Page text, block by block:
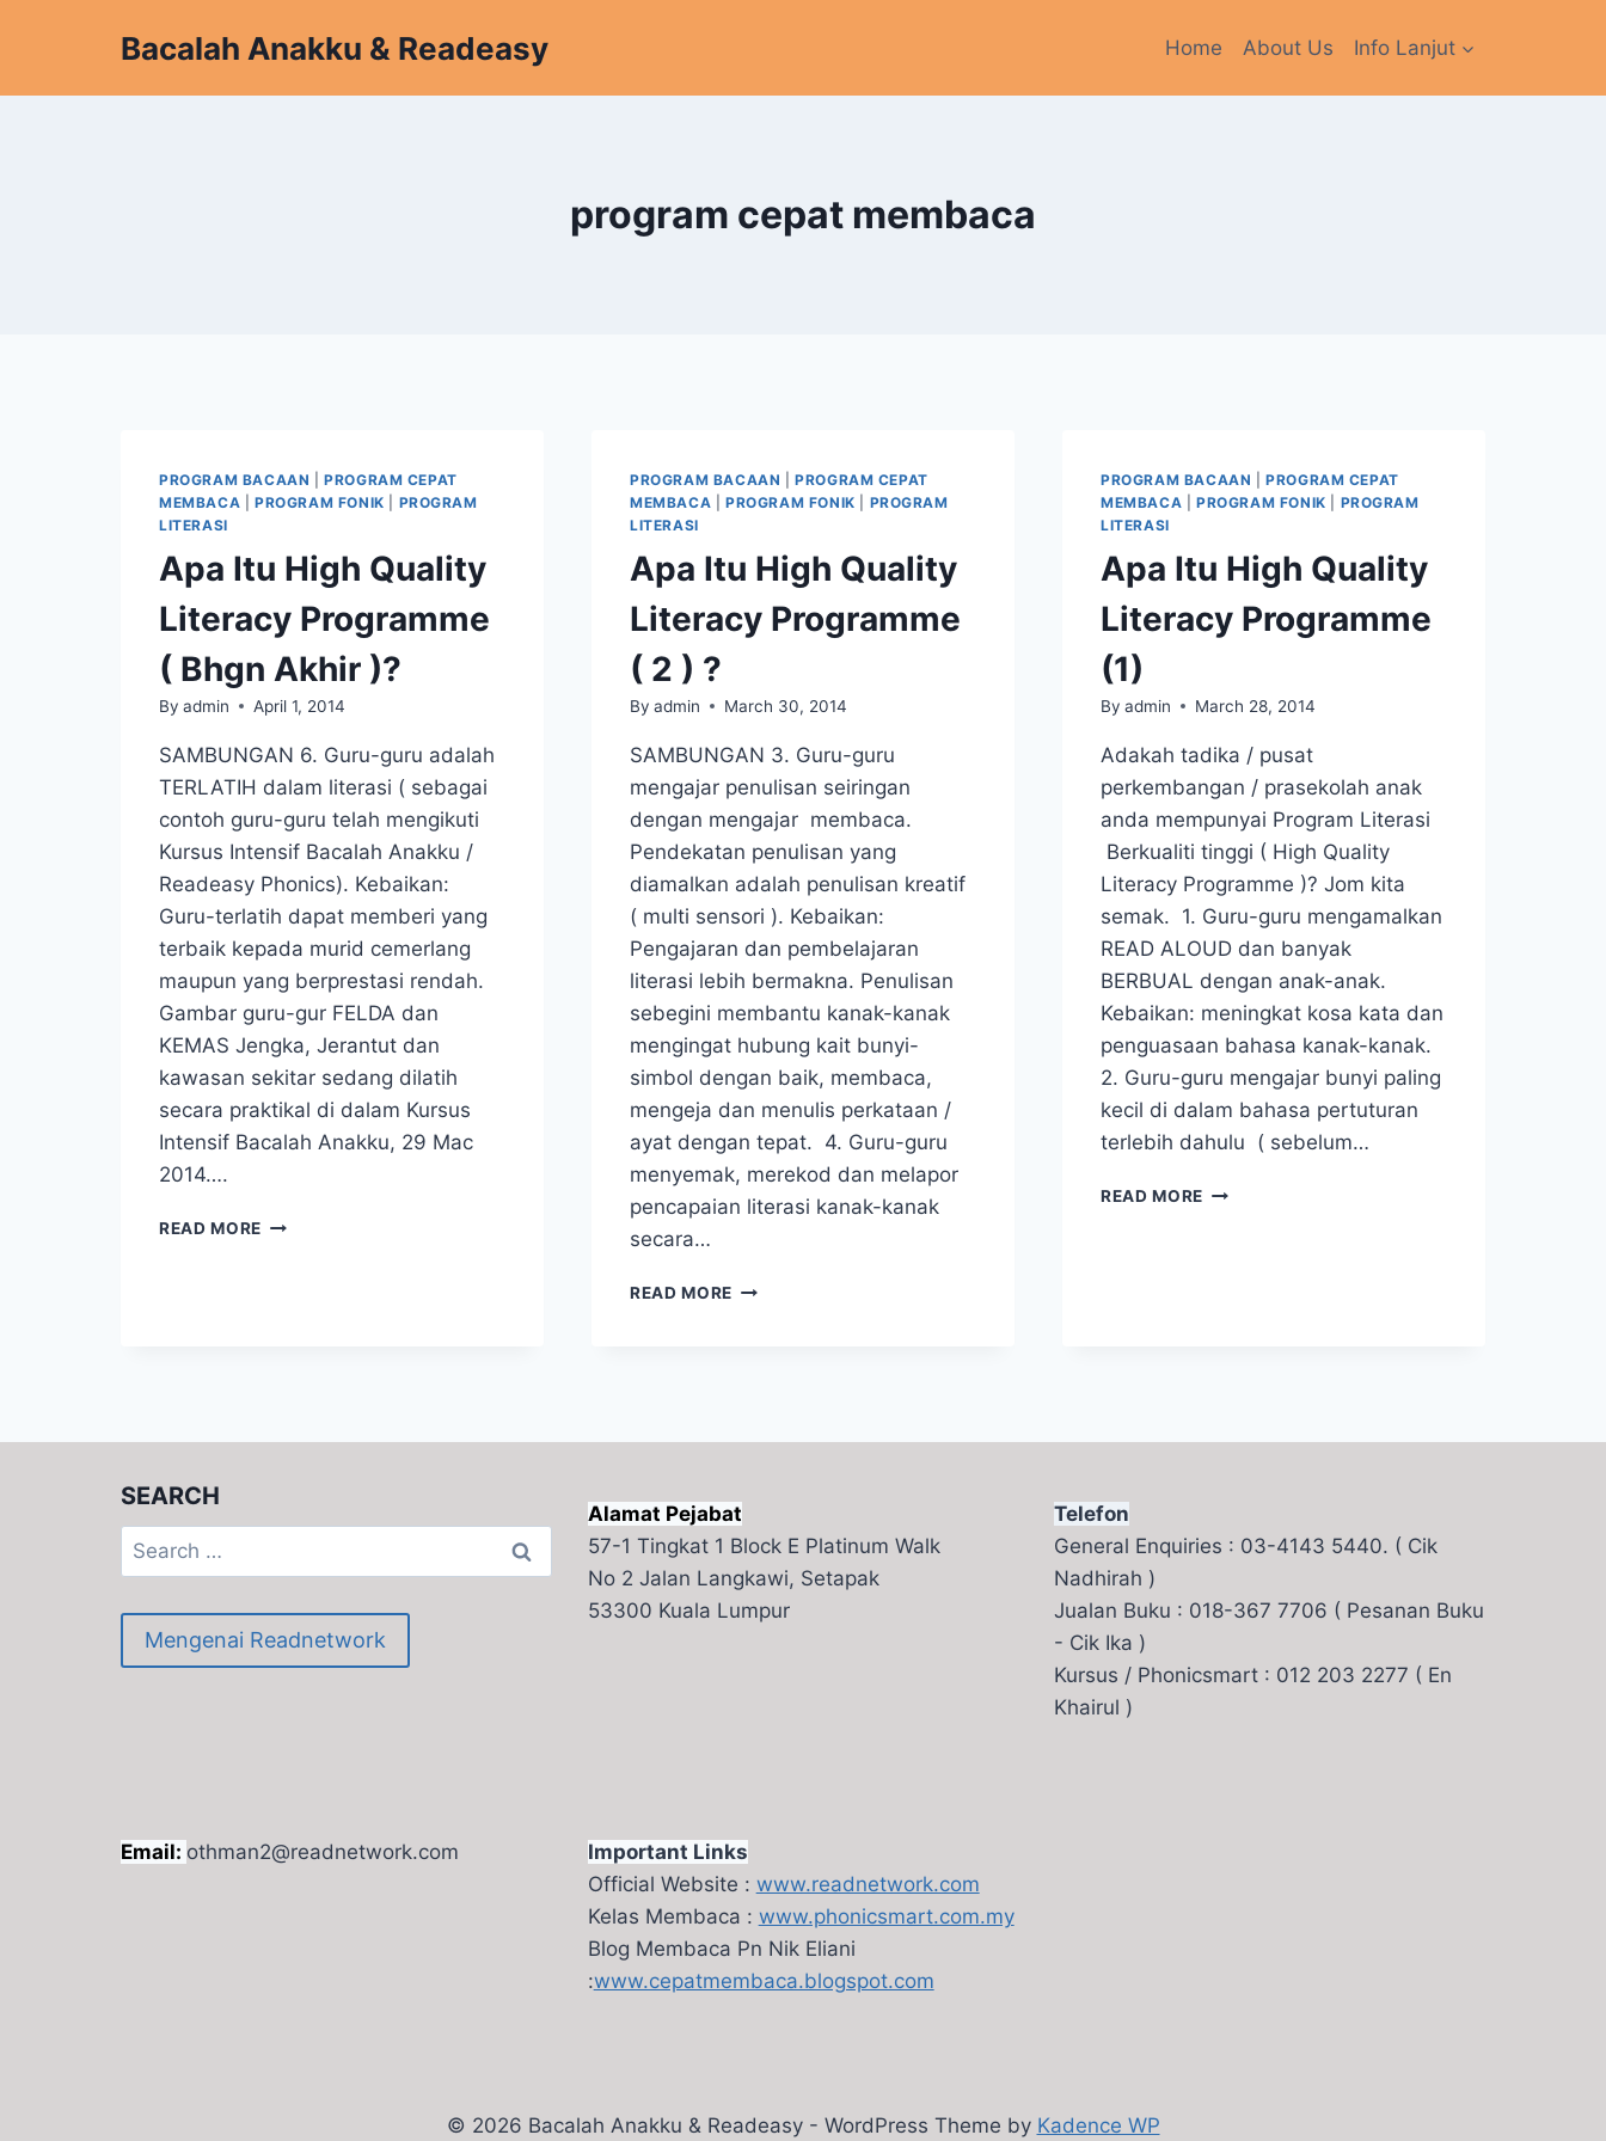
Bacalah Anakku & Readeasy Home About Us Info Lanjut
program cepat membaca
PROGRAM BACAAN |PROGRAM CEPAT
MEMBACA
PROGRAM FONIK
PROGRAM
LITERASI
Apa Itu High Quality
Literacy Programme
( Bhgn Akhir )?
By admin April 1, 2014
SAMBUNGAN 6. Guru-guru adalah
TERLATIH dalam literasi ( sebagai
contoh guru-guru telah mengikuti
Kursus Intensif Bacalah Anakku /
Readeasy Phonics). Kebaikan:
Guru-terlatih dapat memberi yang
terbaik kepada murid cemerlang
maupun yang berprestasi rendah.
Gambar guru-gur FELDA dan
KEMAS Jengka, Jerantut dan
kawasan sekitar sedang dilatih
secara praktikal di dalam Kursus
Intensif Bacalah Anakku, 29 Mac
2014….
READ MORE APA
)?
PROGRAM BACAAN |PROGRAM CEPAT
MEMBACA
PROGRAM FONIK
PROGRAM
LITERASI
Apa Itu High Quality
Literacy Programme
( 2 ) ?
By admin March 30, 2014
SAMBUNGAN 3. Guru-guru
mengajar penulisan seiringan
dengan mengajar membaca.
Pendekatan penulisan yang
diamalkan adalah penulisan kreatif
( multi sensori ). Kebaikan:
Pengajaran dan pembelajaran
literasi lebih bermakna. Penulisan
sebegini membantu kanak-kanak
mengingat hubung kait bunyi-
simbol dengan baik, membaca,
mengeja dan menulis perkataan /
ayat dengan tepat. 4. Guru-guru
menyemak, merekod dan melapor
pencapaian literasi kanak-kanak
secara…
READ MORE APA
?
PROGRAM BACAAN |PROGRAM CEPAT
MEMBACA
PROGRAM FONIK
PROGRAM
LITERASI
Apa Itu High Quality
Literacy Programme
(1)
By admin March 28, 2014
Adakah tadika / pusat
perkembangan / prasekolah anak
anda mempunyai Program Literasi
Berkualiti tinggi ( High Quality
Literacy Programme )? Jom kita
semak. 1. Guru-guru mengamalkan
READ ALOUD dan banyak
BERBUAL dengan anak-anak.
Kebaikan: meningkat kosa kata dan
penguasaan bahasa kanak-kanak.
2. Guru-guru mengajar bunyi paling
kecil di dalam bahasa pertuturan
terlebih dahulu ( sebelum…
READ MORE APA
SEARCH
Search
for:
Mengenai Readnetwork
Alamat Pejabat
57-1 Tingkat 1 Block E Platinum Walk
No 2 Jalan Langkawi, Setapak
53300 Kuala Lumpur
Telefon
General Enquiries : 03-4143 5440. ( Cik
Nadhirah )
Jualan Buku : 018-367 7706 ( Pesanan Buku
- Cik Ika )
Kursus / Phonicsmart : 012 203 2277 ( En
Khairul )
Email: othman2@readnetwork.com
Important Links
Official Website : www.readnetwork.com
Kelas Membaca : www.phonicsmart.com.my
Blog Membaca Pn Nik Eliani
:www.cepatmembaca.blogspot.com
© 2026 Bacalah Anakku & Readeasy - WordPress Theme by Kadence WP